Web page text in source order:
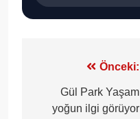
gezinmesi
Önceki:
Gül Park Yaşam
yoğun ilgi görüyor